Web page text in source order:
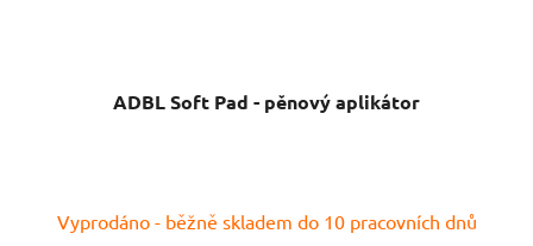
ADBL Soft Pad - pěnový aplikátor
hodnocení
Vyprodáno - běžně skladem do 10 pracovních dnů